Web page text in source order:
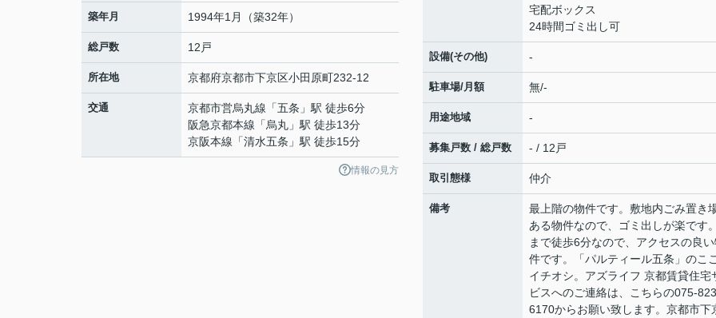
築年月 1994年1月（築32年）
総戸数 12戸
所在地 京都府京都市下京区小田原町232-12
交通 京都市営烏丸線 「五条 」駅 徒歩6分
阪急京都本線 「烏丸 」駅 徒歩13分
京阪本線 「清水五条 」駅 徒歩15分
情報の見方
宅配ボックス
24時間ゴミ出し可
設備(その他) -
駐車場/月額 無/-
用途地域 -
募集戸数 / 総戸数 - / 12戸
取引態様 仲介
備考
最上階の物件です。敷地内ごみ置き
ある物件なので、ゴミ出しが楽です
まで徒歩6分なので、アクセスの良
件です。「パルティール五条」のこ
イチオシ。アズライフ 京都賃貸住宅
ビスへのご連絡は、こちらの075-
6170からお願い致します。京都市下